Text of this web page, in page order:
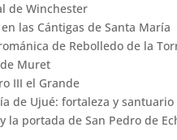
de Winchester
las Cántigas de Santa María
de Rebolledo de la
Muret
III el Grande
de Ujué: fortaleza y santuario
la portada de San Pedro de